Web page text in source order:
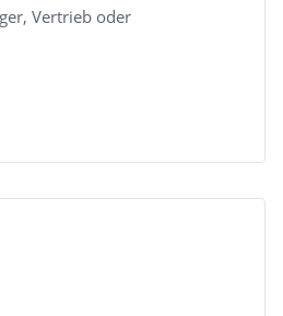
Vertrieb oder